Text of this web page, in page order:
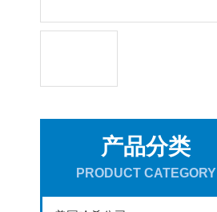
产品分类
PRODUCT CATEGORY